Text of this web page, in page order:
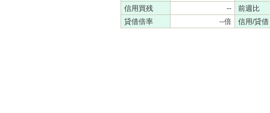
信用買残
--
前週比
貸借倍率
--倍 信用/貸借